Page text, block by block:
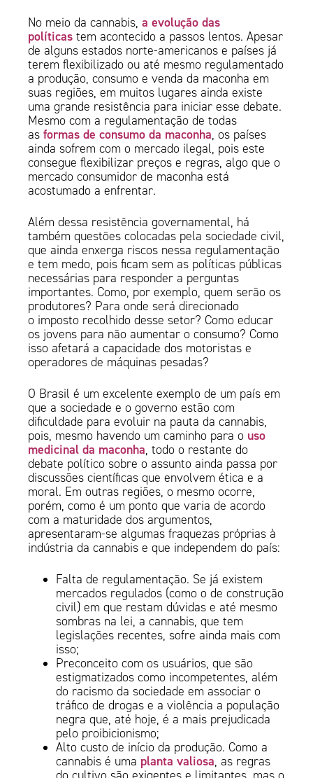
No meio da cannabis,a evolução das
políticas tem acontecido a passos lentos. Apesar
de alguns estados norte-americanos e países já
terem flexibilizado ou até mesmo regulamentado
a produção, consumo e venda da maconha em
suas regiões, em muitos lugares ainda existe
uma grande resistência para iniciar esse debate.
Mesmo com a regulamentação de todas
asformas de consumo da maconha, os países
ainda sofrem com o mercado ilegal, pois este
consegue flexibilizar preços e regras, algo que o
mercado consumidor de maconha está
acostumado a enfrentar.
Além dessa resistência governamental, há
também questões colocadas pela sociedade civil,
que ainda enxerga riscos nessa regulamentação
e tem medo, pois ficam sem as políticas públicas
necessárias para responder a perguntas
importantes. Como, por exemplo, quem serão os
produtores? Para onde será direcionado
o imposto recolhido desse setor? Como educar
os jovens para não aumentar o consumo? Como
isso afetará a capacidade dos motoristas e
operadores de máquinas pesadas?
O Brasil é um excelente exemplo de um país em
que a sociedade e o governo estão com
dificuldade para evoluir na pauta da cannabis,
pois, mesmo havendo um caminho para o uso
medicinal da maconha, todo o restante do
debate político sobre o assunto ainda passa por
discussões científicas que envolvem ética e a
moral. Em outras regiões, o mesmo ocorre,
porém, como é um ponto que varia de acordo
com a maturidade dos argumentos,
apresentaram-se algumas fraquezas próprias à
indústria da cannabis e que independem do país:
Falta de regulamentação. Se já existem
mercados regulados (como o de construção
civil) em que restam dúvidas e até mesmo
sombras na lei, a cannabis, que tem
legislações recentes, sofre ainda mais com
isso;
Preconceito com os usuários, que são
estigmatizados como incompetentes, além
do racismo da sociedade em associar o
tráfico de drogas e a violência a população
negra que, até hoje, é a mais prejudicada
pelo proibicionismo;
Alto custo de início da produção. Como a
cannabis é uma planta valiosa, as regras